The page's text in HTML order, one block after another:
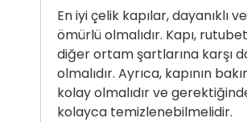
En iyi çelik kapılar, dayanıklı
ömürlü olmalıdır. Kapı,
diğer ortam şartlarına karşı
olmalıdır. Ayrıca, kapının
kolay olmalıdır ve
kolayca temizlenebilmelidir.